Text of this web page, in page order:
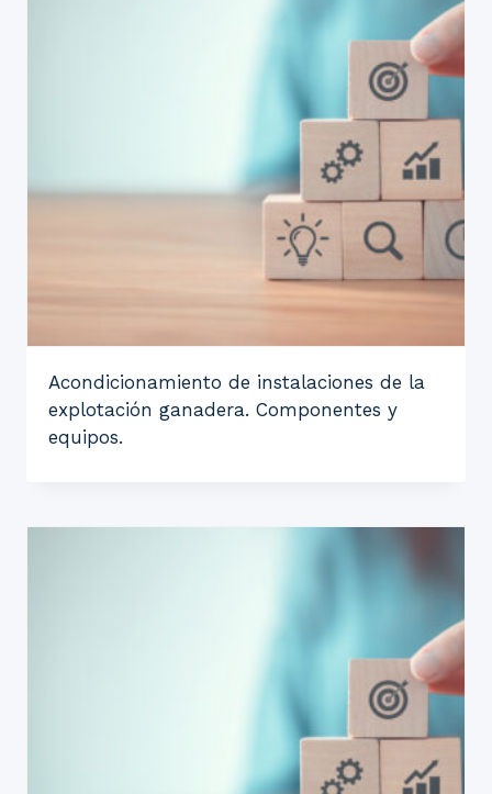
Acondicionamiento de instalaciones de la
explotación ganadera. Componentes y
equipos.